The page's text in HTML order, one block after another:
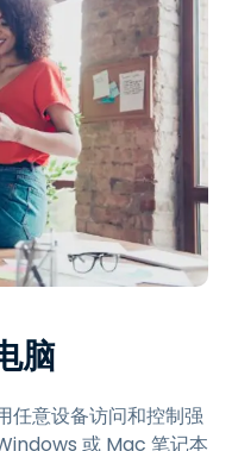
脑
意设备访问和控制强
或 Mac 笔记本